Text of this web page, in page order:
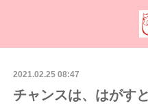
2021.02.25 08:47
チャンスは、はがす